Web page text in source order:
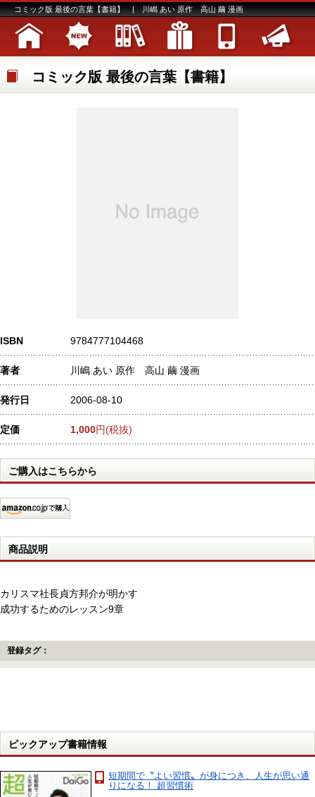
コミック版 最後の言葉【書籍】 | 川嶋 あい 原作 高山 繭 漫画
コミック版 最後の言葉【書籍】
ISBN 9784777104468
著者 川嶋 あい 原作 高山 繭 漫画
発行日 2006-08-10
定価 1,000円(税抜)
ご購入はこちらから
商品説明
カリスマ社長貞方邦介が明かす
成功するためのレッスン9章
登録タグ：
ピックアップ書籍情報
短期間で〝よい習慣〟が身につき、人生が思い通
りになる！ 超習慣術